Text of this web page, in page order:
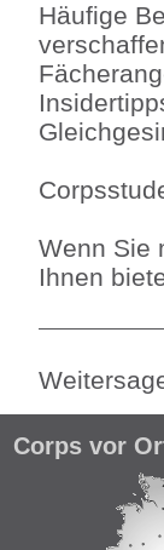
Häufige
Wenn Sie
Ihnen
Corps vor